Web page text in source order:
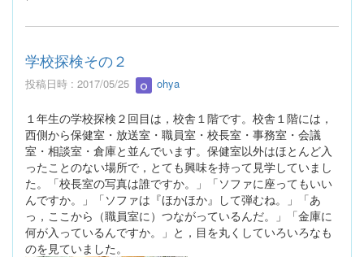
学校探検その２
投稿日時 : 2017/05/25 ohya
１年生の学校探検２回目は，校舎１階です。校舎１階には，
西側から保健室・放送室・職員室・校長室・事務室・会議
室・相談室・倉庫と並んでいます。保健室以外はほとんど入
ったことのない場所で，とても興味を持って見学していまし
た。「校長室の写真は誰ですか。」「ソファに座ってもいい
んですか。」「ソファは『ほかほか』して弾むね。」「あ
っ，ここから（職員室に）つながっているんだ。」「金庫に
何が入っているんですか。」と，目を丸くしていろいろなも
のを見ていました。